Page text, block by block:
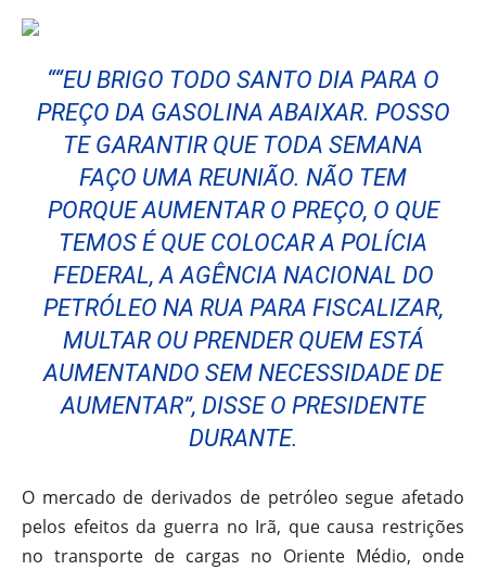
““EU BRIGO TODO SANTO DIA PARA O
PREÇO DA GASOLINA ABAIXAR. POSSO
TE GARANTIR QUE TODA SEMANA
FAÇO UMA REUNIÃO. NÃO TEM
PORQUE AUMENTAR O PREÇO, O QUE
TEMOS É QUE COLOCAR A POLÍCIA
FEDERAL, A AGÊNCIA NACIONAL DO
PETRÓLEO NA RUA PARA FISCALIZAR,
MULTAR OU PRENDER QUEM ESTÁ
AUMENTANDO SEM NECESSIDADE DE
AUMENTAR”, DISSE O PRESIDENTE
DURANTE.
O mercado de derivados de petróleo segue afetado
pelos efeitos da guerra no Irã, que causa restrições
no transporte de cargas no Oriente Médio, onde